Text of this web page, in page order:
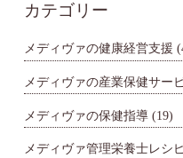
カテゴリー
メディヴァの健康経営支援
メディヴァの産業保健サー
メディヴァの保健指導 (19)
メディヴァ管理栄養士レシ